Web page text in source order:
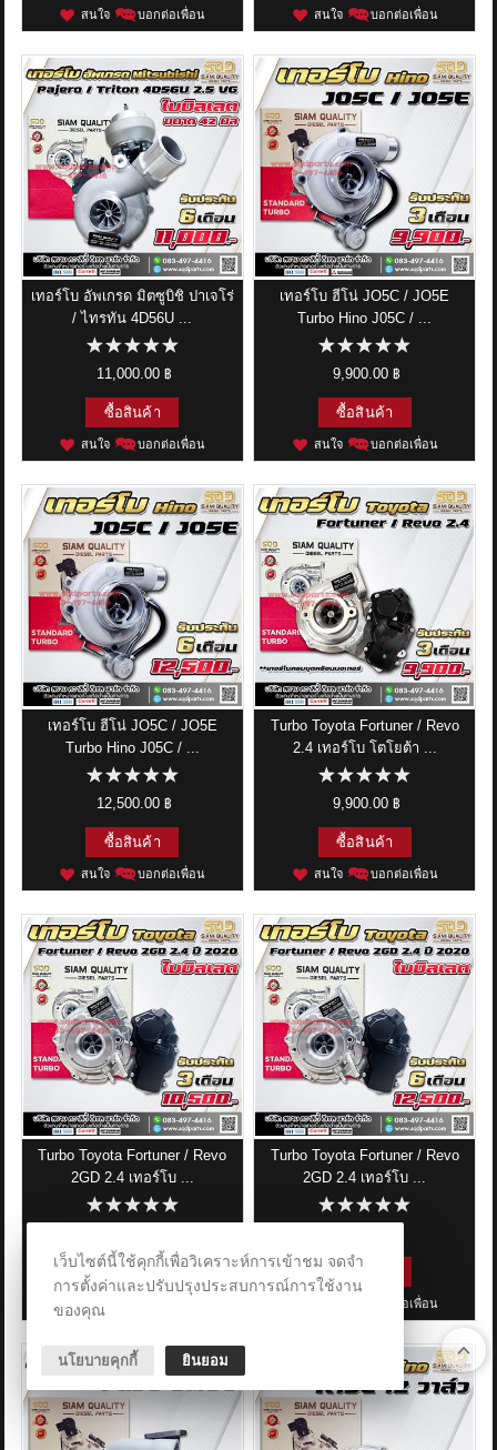
สนใจ บอกต่อเพื่อน สนใจ บอกต่อเพื่อน
เทอร์โบ อัพเกรด มิตซูบิชิ ปาเจโร่
/ ไทรทัน 4D56U ...
11,000.00 ฿
ซื้อสินค้า
สนใจ บอกต่อเพื่อน
เทอร์โบ ฮีโน่ JO5C / JO5E
Turbo Hino J05C / ...
9,900.00 ฿
ซื้อสินค้า
สนใจ บอกต่อเพื่อน
เทอร์โบ ฮีโน่ JO5C / JO5E
Turbo Hino J05C / ...
12,500.00 ฿
ซื้อสินค้า
สนใจ บอกต่อเพื่อน
Turbo Toyota Fortuner / Revo
2.4 เทอร์โบ โตโยต้า ...
9,900.00 ฿
ซื้อสินค้า
สนใจ บอกต่อเพื่อน
Turbo Toyota Fortuner / Revo
2GD 2.4 เทอร์โบ ...
ซื้อสินค้า
Turbo Toyota Fortuner / Revo
2GD 2.4 เทอร์โบ ...
ซื้อสินค้า
บอกต่อเพื่อน
เว็บไซต์นี้ใช้คุกกี้เพื่อวิเคราะห์การเข้าชม จดจำ
การตั้งค่าและปรับปรุงประสบการณ์การใช้งาน
ของคุณ
นโยบายคุกกี้ ยินยอม